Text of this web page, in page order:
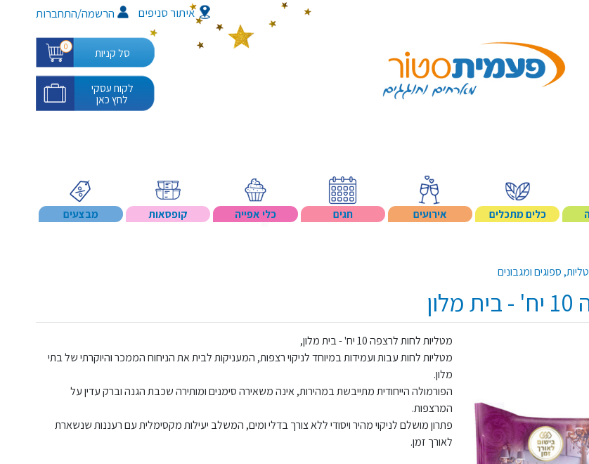
איתור סניפים הרשמה/התחברות
סל קניות 0
לקוח עסקי
לחץ כאן
כלים מתכלים אירועים חגים כלי אפייה קופסאות מבצעים
ספוגים ומגבונים
מטליות לחות לרצפה 10 יח' - בית מלון,
מטליות לחות עבות ועמידות במיוחד לניקוי רצפות, המעניקות לבית את הניחוח הממכר והיוקרתי של בתי
מלון.
הפורמולה הייחודית מתייבשת במהירות, אינה משאירה סימנים ומותירה שכבת הגנה וברק עדין על
המרצפות.
פתרון מושלם לניקוי מהיר ויסודי ללא צורך בדלי ומים, המשלב יעילות מקסימלית עם רעננות שנשארת
לאורך זמן.